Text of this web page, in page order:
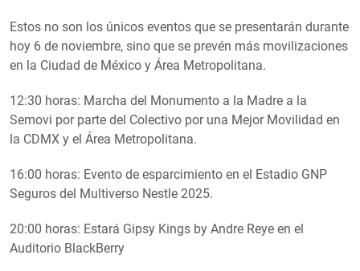
Estos no son los únicos eventos que se presentarán durante
hoy 6 de noviembre, sino que se prevén más movilizaciones
en la Ciudad de México y Área Metropolitana.
12:30 horas: Marcha del Monumento a la Madre a la
Semovi por parte del Colectivo por una Mejor Movilidad en
la CDMX y el Área Metropolitana.
16:00 horas: Evento de esparcimiento en el Estadio GNP
Seguros del Multiverso Nestle 2025.
20:00 horas: Estará Gipsy Kings by Andre Reye en el
Auditorio BlackBerry